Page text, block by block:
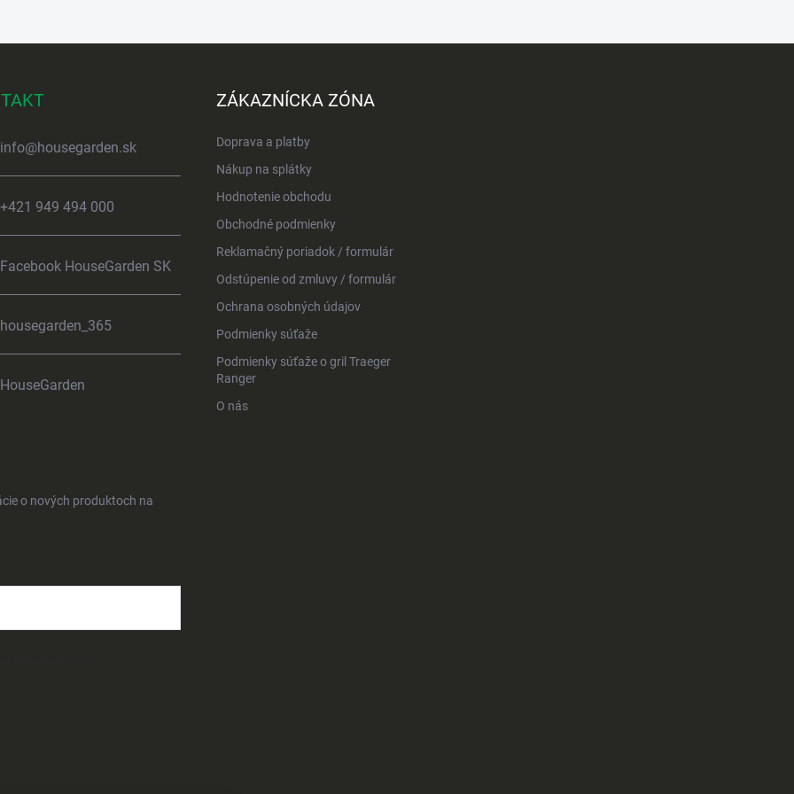
info@housegarden.sk
+421 949 494 000
Facebook HouseGarden SK
housegarden_365
HouseGarden
ZÁKAZNÍCKA ZÓNA
Doprava a platby
Nákup na splátky
Hodnotenie obchodu
Obchodné podmienky
Reklamačný poriadok / formulár
Odstúpenie od zmluvy / formulár
Ochrana osobných údajov
Podmienky súťaže
Podmienky súťaže o gril Traeger
Ranger
O nás
o nových produktoch na